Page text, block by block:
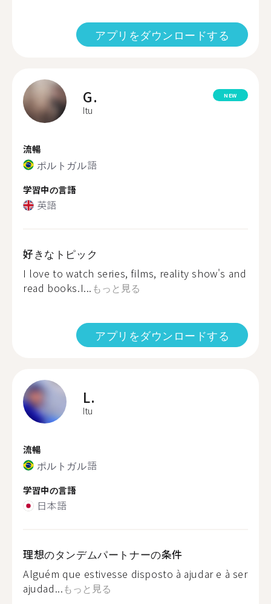
アプリをダウンロードする
G.
Itu
NEW
流暢
ポルトガル語
学習中の言語
英語
好きなトピック
I love to watch series, films, reality show's and
read books.I... もっと見る
アプリをダウンロードする
L.
Itu
流暢
ポルトガル語
学習中の言語
日本語
理想のタンデムパートナーの条件
Alguém que estivesse disposto à ajudar e à ser
ajudad...もっと見る